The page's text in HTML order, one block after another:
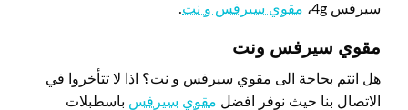
سيرفس 4g، مقوي سيرفس و نت.
مقوي سيرفس ونت
هل انتم بحاجة الى مقوي سيرفس و نت؟ اذا لا تتأخروا في
الاتصال بنا حيث نوفر افضل مقوي سيرفس باسطبلات